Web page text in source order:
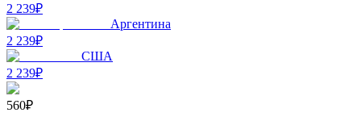
2 239₽
Аргентина
2 239₽
США
2 239₽
560₽